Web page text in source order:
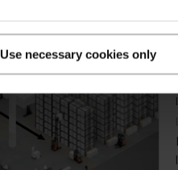
Use necessary cookies only